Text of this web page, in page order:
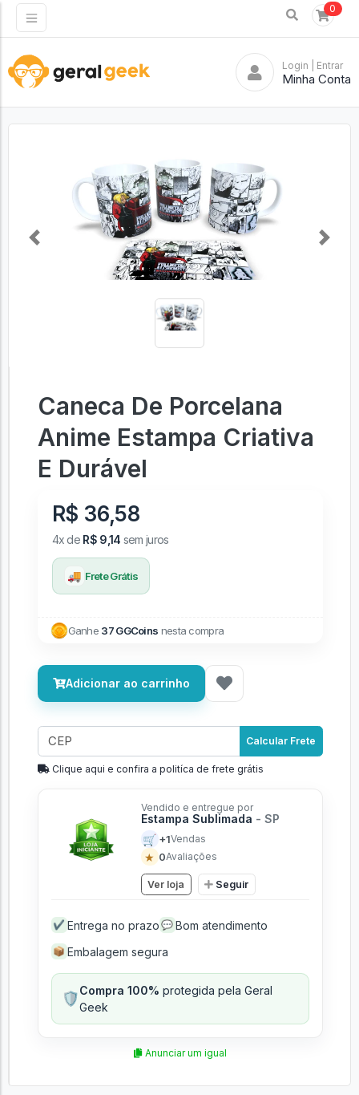
0
Login | Entrar
Minha Conta
Previous Next
Caneca De Porcelana
Anime Estampa Criativa
E Durável
R$ 36,58
4x de R$ 9,14 sem juros
🚚 Frete Grátis
Ganhe 37 GGCoins nesta compra
Adicionar ao carrinho
Calcular Frete
Clique aqui e confira a politíca de frete grátis
Vendido e entregue por
Estampa Sublimada - SP
🛒 +1Vendas
★ 0Avaliações
Ver loja Seguir
✔ Entrega no prazo 💬 Bom atendimento
📦 Embalagem segura
🛡️Compra 100% protegida pela Geral
Geek
Anunciar um igual